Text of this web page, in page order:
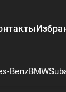
BenzBMW